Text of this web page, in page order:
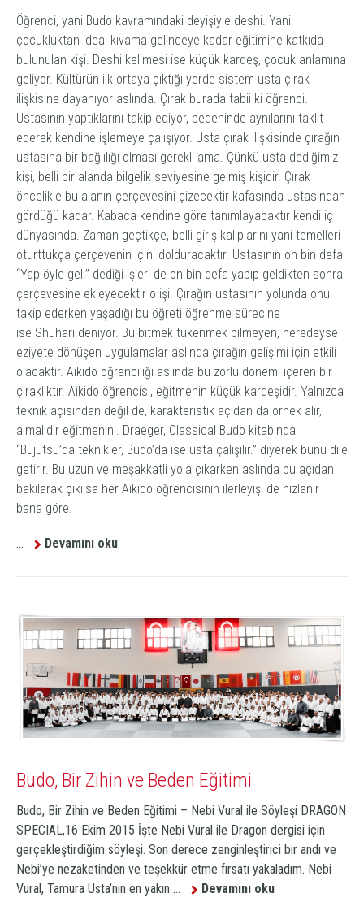
Öğrenci, yani Budo kavramındaki deyişiyle deshi . Yani
çocukluktan ideal kıvama gelinceye kadar eğitimine katkıda
bulunulan kişi. Deshi kelimesi ise küçük kardeş, çocuk anlamına
geliyor. Kültürün ilk ortaya çıktığı yerde sistem usta çırak
ilişkisine dayanıyor aslında. Çırak burada tabii ki öğrenci.
Ustasının yaptıklarını takip ediyor, bedeninde aynılarını taklit
ederek kendine işlemeye çalışıyor. Usta çırak ilişkisinde çırağın
ustasına bir bağlılığı olması gerekli ama. Çünkü usta dediğimiz
kişi, belli bir alanda bilgelik seviyesine gelmiş kişidir. Çırak
öncelikle bu alanın çerçevesini çizecektir kafasında ustasından
gördüğü kadar. Kabaca kendine göre tanımlayacaktır kendi iç
dünyasında. Zaman geçtikçe, belli giriş kalıplarını yani temelleri
oturttukça çerçevenin içini dolduracaktır. Ustasının on bin defa
“Yap öyle gel.” dediği işleri de on bin defa yapıp geldikten sonra
çerçevesine ekleyecektir o işi. Çırağın ustasının yolunda onu
takip ederken yaşadığı bu öğreti öğrenme sürecine
ise Shuhari deniyor. Bu bitmek tükenmek bilmeyen, neredeyse
eziyete dönüşen uygulamalar aslında çırağın gelişimi için etkili
olacaktır. Aikido öğrenciliği aslında bu zorlu dönemi içeren bir
çıraklıktır. Aikido öğrencisi, eğitmenin küçük kardeşidir. Yalnızca
teknik açısından değil de, karakteristik açıdan da örnek alır,
almalıdır eğitmenini. Draeger, Classical Budo kitabında
“Bujutsu’da teknikler, Budo’da ise usta çalışılır.” diyerek bunu dile
getirir. Bu uzun ve meşakkatli yola çıkarken aslında bu açıdan
bakılarak çıkılsa her Aikido öğrencisinin ilerleyişi de hızlanır
bana göre.
... Devamını oku
Budo, Bir Zihin ve Beden Eğitimi
Budo, Bir Zihin ve Beden Eğitimi – Nebi Vural ile Söyleşi DRAGON
SPECIAL,16 Ekim 2015 İşte Nebi Vural ile Dragon dergisi için
gerçekleştirdiğim söyleşi. Son derece zenginleştirici bir andı ve
Nebi’ye nezaketinden ve teşekkür etme fırsatı yakaladım. Nebi
Vural, Tamura Usta’nın en yakın ...
Devamını oku